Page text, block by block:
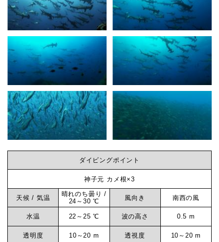
ン
グ
な
ら
神
元
マ
洋
の
ガ
ラ
ゴ
ス
継
続
中
ダ
グ
ダイビングポイント
神子元 カメ根×3
天候 / 気温
晴れのち曇り /
24～30 ℃
風向き 南西の風
水温 22～25 ℃ 波の高さ 0.5 m
透明度 10～20 m 透視度 10～20 m